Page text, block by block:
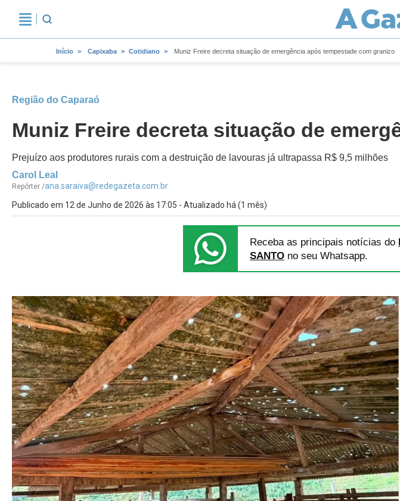
Início Capixaba Cotidiano Muniz Freire decreta situação de emergência após tempestade com granizo
Região do Caparaó
Muniz Freire decreta situação de
Prejuízo aos produtores rurais com a destruição de lavouras já ultrapassa R$ 9,5 milhões
Carol Leal
Repórter /ana.saraiva@redegazeta.com.br
Publicado em 12 de Junho de 2026 às 17:05 - Atualizado há (1 mês)
Receba as principais notícias do
SANTO no seu Whatsapp.